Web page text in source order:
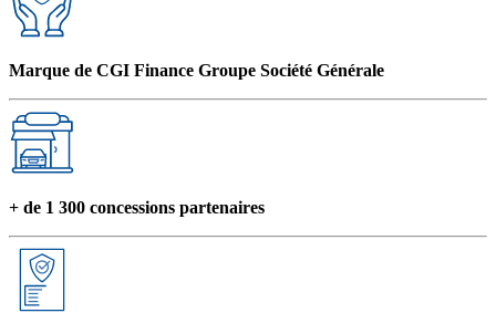
Marque de CGI Finance Groupe Société Générale
+ de 1 300 concessions partenaires